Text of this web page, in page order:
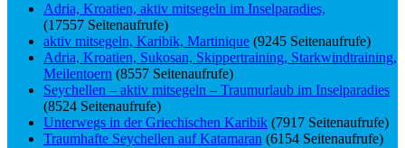
Adria, Kroatien, aktiv mitsegeln im Inselparadies,
(17557 Seitenaufrufe)
aktiv mitsegeln, Karibik, Martinique (9245 Seitenaufrufe)
Adria, Kroatien, Sukosan, Skippertraining, Starkwindtraining,
Meilentoern (8557 Seitenaufrufe)
Seychellen – aktiv mitsegeln – Traumurlaub im Inselparadies
(8524 Seitenaufrufe)
Unterwegs in der Griechischen Karibik (7917 Seitenaufrufe)
Traumhafte Seychellen auf Katamaran (6154 Seitenaufrufe)